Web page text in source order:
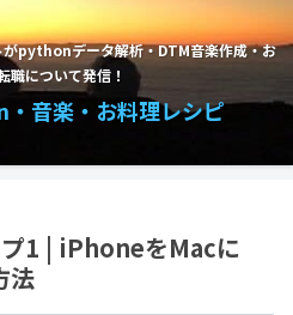
がpythonデータ解析・DTM音楽作成・お
職について発信！
音楽・お料理レシピ
1 | iPhoneをMacに
法